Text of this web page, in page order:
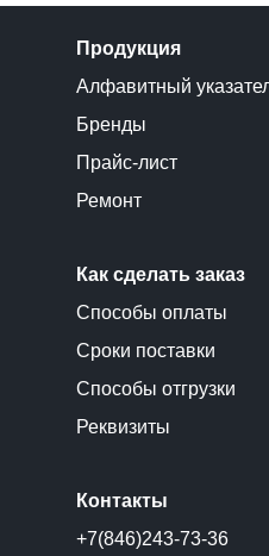
Продукция
Алфавитный
Бренды
Прайс-лист
Ремонт
Как сделать заказ
Способы оплаты
Сроки поставки
Способы отгрузки
Реквизиты
Контакты
+7(846)243-73-36